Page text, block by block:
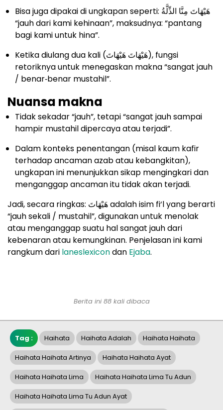
Bisa juga dipakai di ungkapan seperti: هَيْهَاتَ مِنَّا الذِّلَّةُ
“jauh dari kami kehinaan”, maksudnya: “pantang
bagi kami untuk hina”.
Ketika diulang dua kali (هَيْهَاتَ هَيْهَاتَ), fungsi
retoriknya untuk menegaskan makna “sangat jauh
/ benar‑benar mustahil”.
Nuansa makna
Tidak sekadar “jauh”, tetapi “sangat jauh sampai
hampir mustahil dipercaya atau terjadi”.
Dalam konteks penentangan (misal kaum kafir
terhadap ancaman azab atau kebangkitan),
ungkapan ini menunjukkan sikap mengingkari dan
menganggap ancaman itu tidak akan terjadi.
Jadi, secara ringkas: هَيْهَاتَ adalah isim fi‘l yang berarti
“jauh sekali / mustahil”, digunakan untuk menolak
atau menganggap suatu hal sangat jauh dari
kebenaran atau kemungkinan. Penjelasan ini kami
rangkum dari laneslexicondan Ejaba.
Berita ini 88 kali dibaca
Tag : Haihata Haihata Adalah Haihata Haihata
Haihata Haihata Artinya Haihata Haihata Ayat
Haihata Haihata Lima Haihata Haihata Lima Tu Adun
Haihata Haihata Lima Tu Adun Ayat